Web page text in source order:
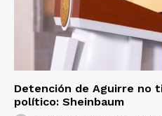
Del
Detención de Aguirre no
político: Sheinbaum